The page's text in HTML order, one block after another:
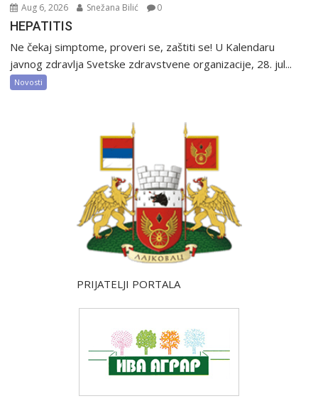
Aug 6, 2026 Snežana Bilić 0
HEPATITIS
Ne čekaj simptome, proveri se, zaštiti se! U Kalendaru
javnog zdravlja Svetske zdravstvene organizacije, 28. jul...
Novosti
PRIJATELJI PORTALA